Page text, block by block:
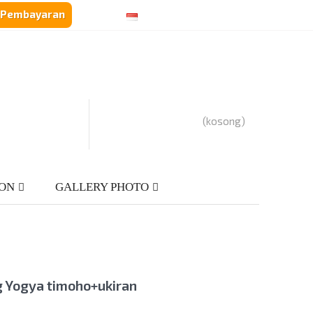
(kosong)
GALLERY PHOTO
timoho+ukiran